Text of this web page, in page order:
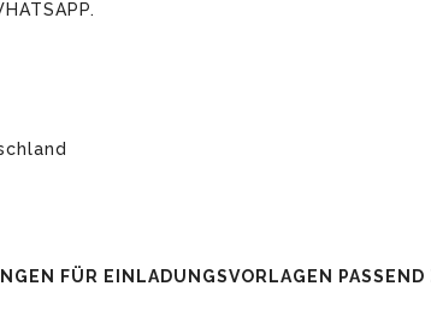
FÜR EINLADUNGSVORLAGEN PASSEND